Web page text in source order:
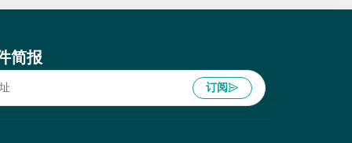
简报
订阅